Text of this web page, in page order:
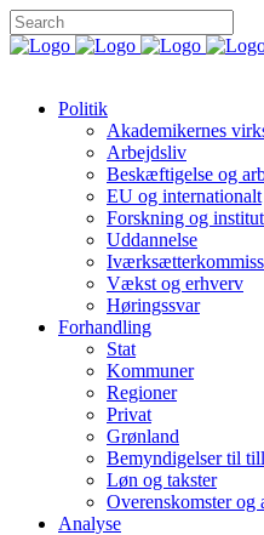
Politik
Akademikernes
Arbejdsliv
Beskæftigelse og
EU og internationalt
Forskning og
Uddannelse
Vækst og erhverv
Høringssvar
Forhandling
Stat
Kommuner
Regioner
Privat
Grønland
Bemyndigelser til
Løn og takster
Overenskomster og
Analyse